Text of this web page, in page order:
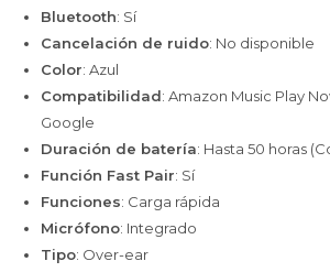
Bluetooth: Sí
Cancelación de ruido: No disponible
Color: Azul
Compatibilidad: Amazon Music Play
Google
Duración de batería: Hasta 50 horas
Función Fast Pair: Sí
Funciones: Carga rápida
Micrófono: Integrado
Tipo: Over-ear